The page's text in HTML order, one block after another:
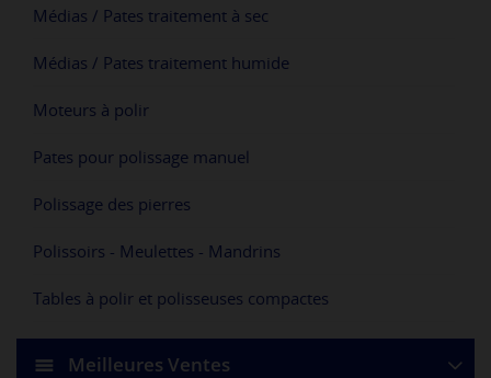
Médias / Pates traitement à sec
Médias / Pates traitement humide
Moteurs à polir
Pates pour polissage manuel
Polissage des pierres
Polissoirs - Meulettes - Mandrins
Tables à polir et polisseuses compactes
Meilleures Ventes